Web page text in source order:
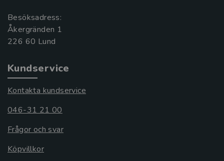
Besöksadress:
Åkergränden 1
Kundservice
Kontakta kundservice
046-31 21 00
Frågor och svar
Köpvillkor